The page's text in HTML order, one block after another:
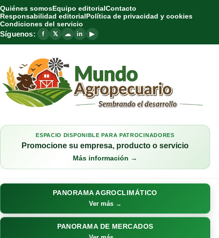
Quiénes somosEquipo editorialContacto
Responsabilidad editorialPolítica de privacidad y cookies
Condiciones del servicio
Síguenos: f 𝕏 ☁ in ▶
ESPACIO DISPONIBLE PARA PATROCINADORES
Promocione su empresa, producto o servicio
Más información →
PANORAMA AGROCLIMÁTICO
Ver más →
PANORAMA DE MERCADOS